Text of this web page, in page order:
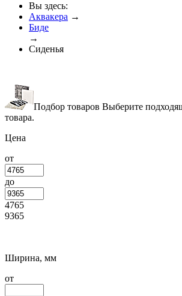
Вы здесь:
Аквакера →
Биде
→
Сиденья
Подбор товаров Выберите
товара.
Цена
от
до
4765
9365
Ширина, мм
от